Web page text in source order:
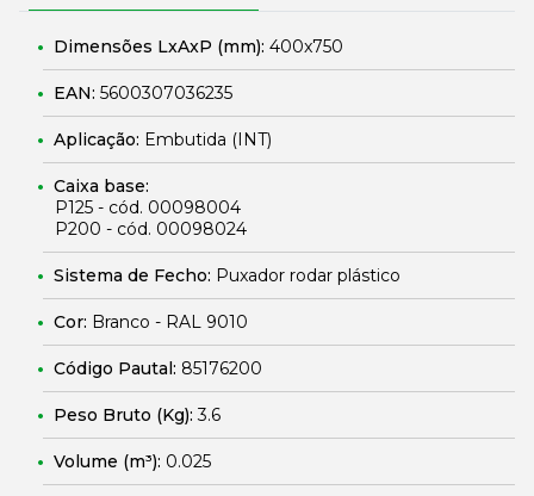
Dimensões LxAxP (mm): 400x750
EAN: 5600307036235
Aplicação: Embutida (INT)
Caixa base:
P125 - cód. 00098004
P200 - cód. 00098024
Sistema de Fecho: Puxador rodar plástico
Cor: Branco - RAL 9010
Código Pautal: 85176200
Peso Bruto (Kg):3.6
Volume (m³): 0.025